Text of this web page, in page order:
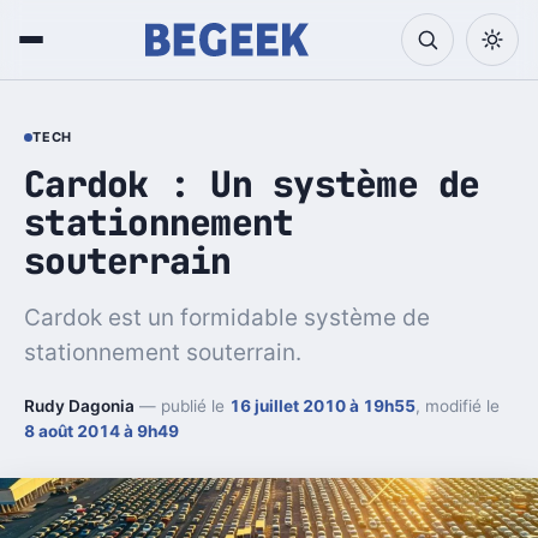
TECH
Cardok : Un système de
stationnement
souterrain
Cardok est un formidable système de
stationnement souterrain.
Rudy Dagonia — publié le 16 juillet 2010 à 19h55, modifié le
8 août 2014 à 9h49